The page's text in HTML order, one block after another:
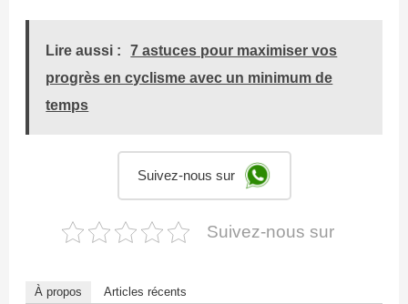
Lire aussi :
7 astuces pour maximiser vos
progrès en cyclisme avec un minimum de
temps
Suivez-nous sur
Suivez-nous sur
À propos Articles récents